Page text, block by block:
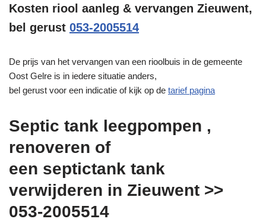
Kosten riool aanleg & vervangen Zieuwent,
bel gerust 053-2005514
De prijs van het vervangen van een rioolbuis in de gemeente
Oost Gelre is in iedere situatie anders,
bel gerust voor een indicatie of kijk op de tarief pagina
Septic tank leegpompen ,
renoveren of
een septictank tank
verwijderen in Zieuwent >>
053-2005514